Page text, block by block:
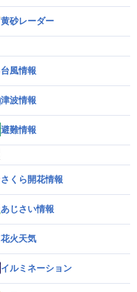
黄砂レーダー
台風情報
津波情報
避難情報
さくら開花情報
あじさい情報
花火天気
イルミネーション